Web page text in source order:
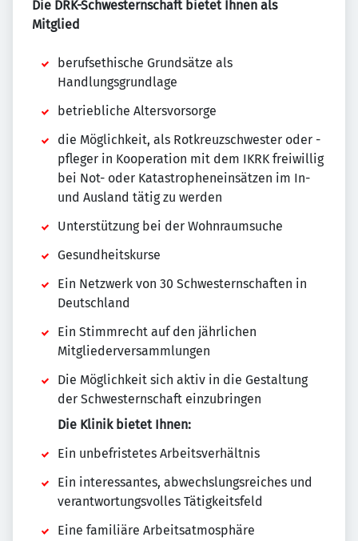
Die DRK-Schwesternschaft bietet Ihnen als
Mitglied
berufsethische Grundsätze als
Handlungsgrundlage
betriebliche Altersvorsorge
die Möglichkeit, als Rotkreuzschwester oder -
pfleger in Kooperation mit dem IKRK freiwillig
bei Not- oder Katastropheneinsätzen im In-
und Ausland tätig zu werden
Unterstützung bei der Wohnraumsuche
Gesundheitskurse
Ein Netzwerk von 30 Schwesternschaften in
Deutschland
Ein Stimmrecht auf den jährlichen
Mitgliederversammlungen
Die Möglichkeit sich aktiv in die Gestaltung
der Schwesternschaft einzubringen
Die Klinik bietet Ihnen:
Ein unbefristetes Arbeitsverhältnis
Ein interessantes, abwechslungsreiches und
verantwortungsvolles Tätigkeitsfeld
Eine familiäre Arbeitsatmosphäre